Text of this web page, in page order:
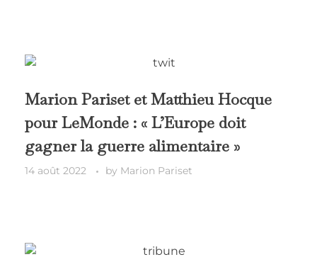
Marion Pariset et Matthieu Hocque
pour LeMonde : « L’Europe doit
gagner la guerre alimentaire »
14 août 2022 by Marion Pariset